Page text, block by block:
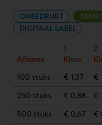
ONBEDRUKT
DIGITAAL LABEL
Afname
1
Kleur
2
100 stuks
€ 1,37 €
250 stuks
€ 0,88 €
500 stuks
€ 0,67 €